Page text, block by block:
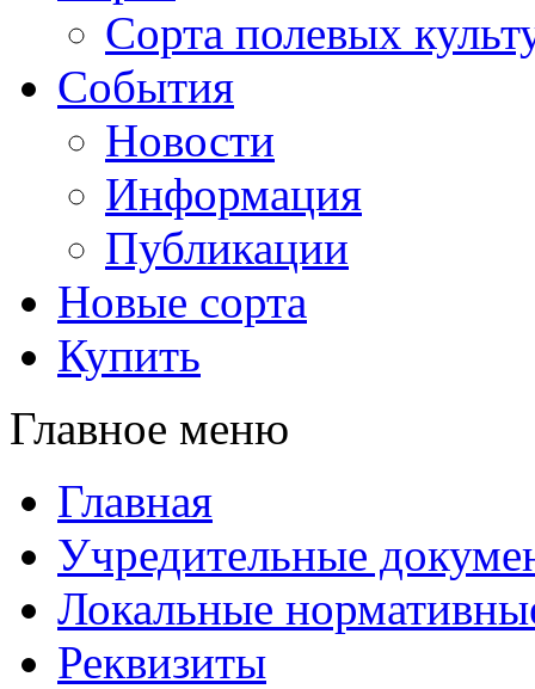
Сорта полевых
События
Новости
Информация
Публикации
Новые сорта
Купить
Главное меню
Главная
Учредительные
Локальные
Реквизиты